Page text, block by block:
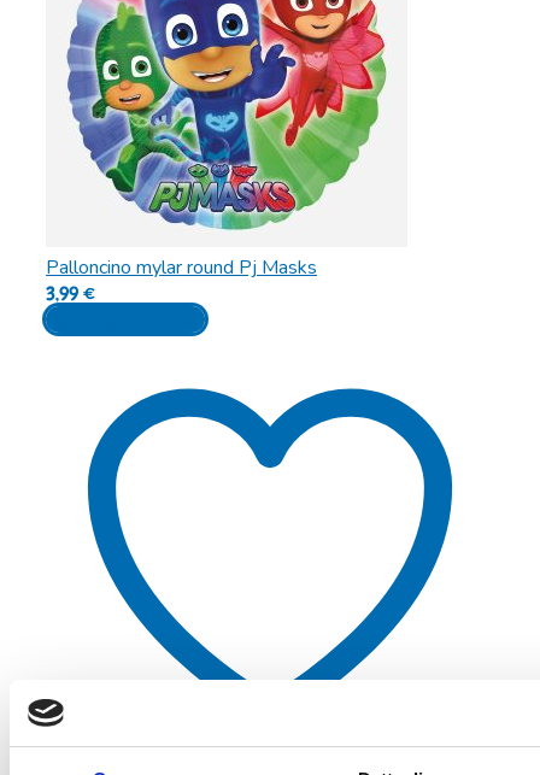
Palloncino mylar round Pj Masks
3,99€
Aggiungi al carrello